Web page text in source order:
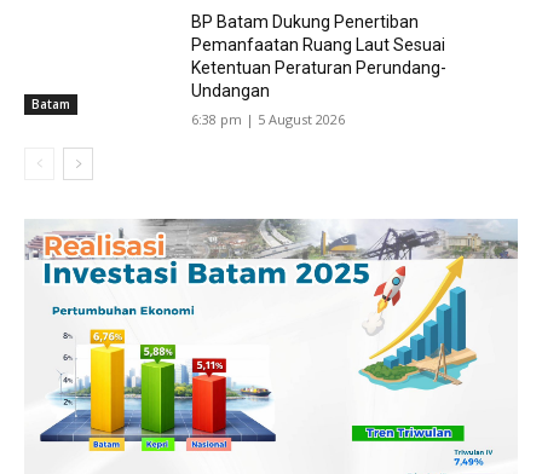
Batam
BP Batam Dukung Penertiban
Pemanfaatan Ruang Laut Sesuai
Ketentuan Peraturan Perundang-
Undangan
6:38 pm | 5 August 2026